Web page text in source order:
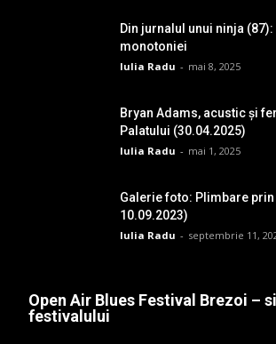
Din jurnalul unui ninja
monotoniei
Iulia Radu - mai 8, 2025
Bryan Adams, acustic și
Palatului (30.04.2025)
Iulia Radu - mai 1, 2025
Galerie foto: Plimbare prin
10.09.2023)
Iulia Radu - septembrie 11,
Open Air Blues Festival Brezoi –
festivalului